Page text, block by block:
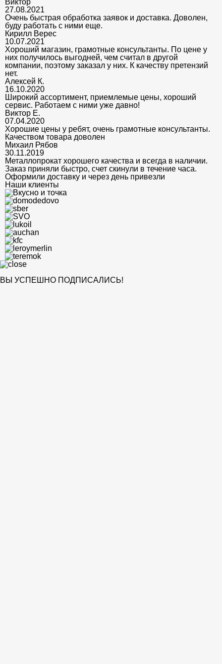
27.08.2021
Очень быстрая обработка заявок и доставка. Доволен,
буду работать с ними еще.
Кирилл Верес
10.07.2021
Хороший магазин, грамотные консультанты. По цене у
них получилось выгодней, чем считал в другой
компании, поэтому заказал у них. К качеству претензий
нет.
Алексей К.
16.10.2020
Широкий ассортимент, приемлемые цены, хороший
сервис. Работаем с ними уже давно!
Виктор Е.
07.04.2020
Хорошие цены у ребят, очень грамотные консультанты.
Качеством товара доволен
Михаил Рябов
30.11.2019
Металлопрокат хорошего качества и всегда в наличии.
Заказ приняли быстро, счет скинули в течение часа.
Оформили доставку и через день привезли
Наши клиенты
ВЫ УСПЕШНО ПОДПИСАЛИСЬ!